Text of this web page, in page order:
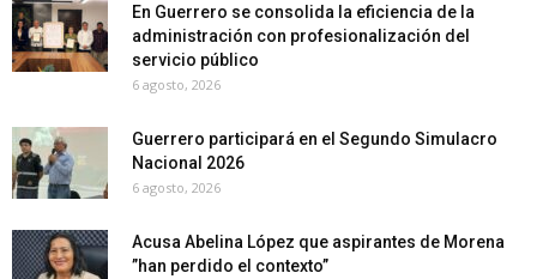
En Guerrero se consolida la eficiencia de la
administración con profesionalización del
servicio público
6 agosto, 2026
Guerrero participará en el Segundo Simulacro
Nacional 2026
6 agosto, 2026
Acusa Abelina López que aspirantes de Morena
”han perdido el contexto”